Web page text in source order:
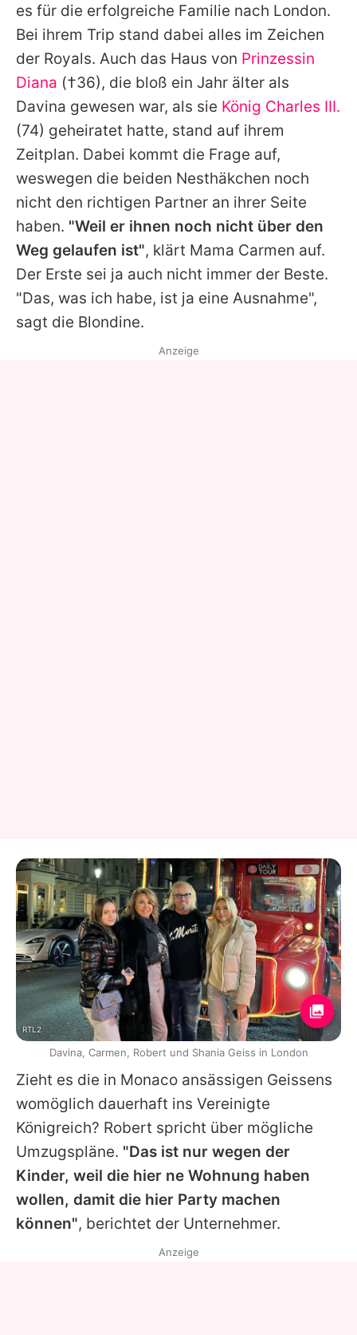
es für die erfolgreiche Familie nach London.
Bei ihrem Trip stand dabei alles im Zeichen
der Royals. Auch das Haus von Prinzessin
Diana (†36), die bloß ein Jahr älter als
Davina gewesen war, als sie König Charles III.
(74) geheiratet hatte, stand auf ihrem
Zeitplan. Dabei kommt die Frage auf,
weswegen die beiden Nesthäkchen noch
nicht den richtigen Partner an ihrer Seite
haben. "Weil er ihnen noch nicht über den
Weg gelaufen ist", klärt Mama Carmen auf.
Der Erste sei ja auch nicht immer der Beste.
"Das, was ich habe, ist ja eine Ausnahme",
sagt die Blondine.
Zieht es die in Monaco ansässigen Geissens
womöglich dauerhaft ins Vereinigte
Königreich? Robert spricht über mögliche
Umzugspläne. "Das ist nur wegen der
Kinder, weil die hier ne Wohnung haben
wollen, damit die hier Party machen
können", berichtet der Unternehmer.
Anzeige
RTL2
Davina, Carmen, Robert und Shania Geiss in London
Anzeige